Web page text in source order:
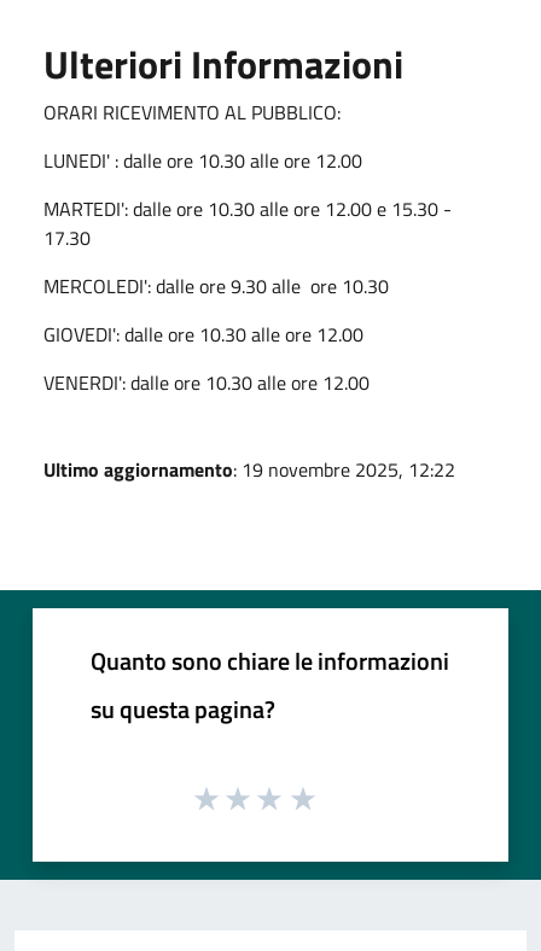
Ulteriori Informazioni
ORARI RICEVIMENTO AL PUBBLICO:
LUNEDI' : dalle ore 10.30 alle ore 12.00
MARTEDI': dalle ore 10.30 alle ore 12.00 e 15.30 -
17.30
MERCOLEDI': dalle ore 9.30 alle ore 10.30
GIOVEDI': dalle ore 10.30 alle ore 12.00
VENERDI': dalle ore 10.30 alle ore 12.00
Ultimo aggiornamento: 19 novembre 2025, 12:22
Quanto sono chiare le informazioni
su questa pagina?